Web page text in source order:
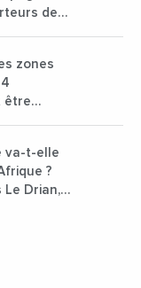
de
zones
être
va-t-elle
?
Le Drian,